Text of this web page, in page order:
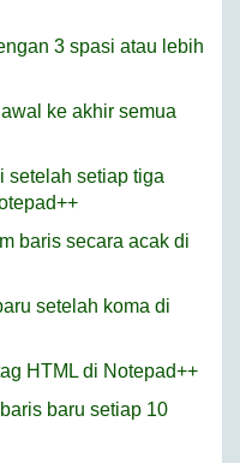
3 spasi atau lebih
ke akhir semua
setelah setiap tiga
baris secara acak di
setelah koma di
HTML di Notepad++
baru setiap 10